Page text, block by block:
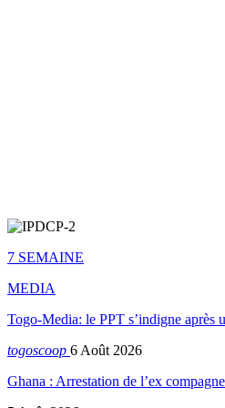
7 SEMAINE
MEDIA
Togo-Media: le PPT s’indigne après
togoscoop 6 Août 2026
Ghana : Arrestation de l’ex